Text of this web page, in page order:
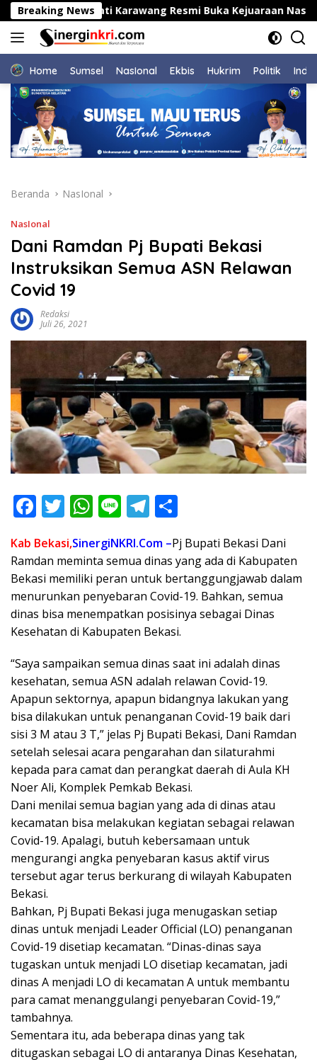
Langsung
ke
konten
Breaking News
Bupati Karawang Resmi Buka Kejuaraan Nasional
Home Sumsel NasIonal Ekbis Hukrim Politik
Beranda NasIonal
NasIonal
Dani Ramdan Pj Bupati Bekasi
Instruksikan Semua ASN Relawan
Covid 19
Redaksi
Juli 26, 2021
F
e
b
o
o
k
T
itt
er
W
at
s
A
p
p
Li
e
T
e
gr
a
m
ar
e
Kab Bekasi,SinergiNKRI.Com –Pj Bupati Bekasi Dani
Ramdan meminta semua dinas yang ada di Kabupaten
Bekasi memiliki peran untuk bertanggungjawab dalam
menurunkan penyebaran Covid-19. Bahkan, semua
dinas bisa menempatkan posisinya sebagai Dinas
Kesehatan di Kabupaten Bekasi.
“Saya sampaikan semua dinas saat ini adalah dinas
kesehatan, semua ASN adalah relawan Covid-19.
Apapun sektornya, apapun bidangnya lakukan yang
bisa dilakukan untuk penanganan Covid-19 baik dari
sisi 3 M atau 3 T,” jelas Pj Bupati Bekasi, Dani Ramdan
setelah selesai acara pengarahan dan silaturahmi
kepada para camat dan perangkat daerah di Aula KH
Noer Ali, Komplek Pemkab Bekasi.
Dani menilai semua bagian yang ada di dinas atau
kecamatan bisa melakukan kegiatan sebagai relawan
Covid-19. Apalagi, butuh kebersamaan untuk
mengurangi angka penyebaran kasus aktif virus
tersebut agar terus berkurang di wilayah Kabupaten
Bekasi.
Bahkan, Pj Bupati Bekasi juga menugaskan setiap
dinas untuk menjadi Leader Official (LO) penanganan
Covid-19 disetiap kecamatan. “Dinas-dinas saya
tugaskan untuk menjadi LO disetiap kecamatan, jadi
dinas A menjadi LO di kecamatan A untuk membantu
para camat menanggulangi penyebaran Covid-19,”
tambahnya.
Sementara itu, ada beberapa dinas yang tak
ditugaskan sebagai LO di antaranya Dinas Kesehatan,